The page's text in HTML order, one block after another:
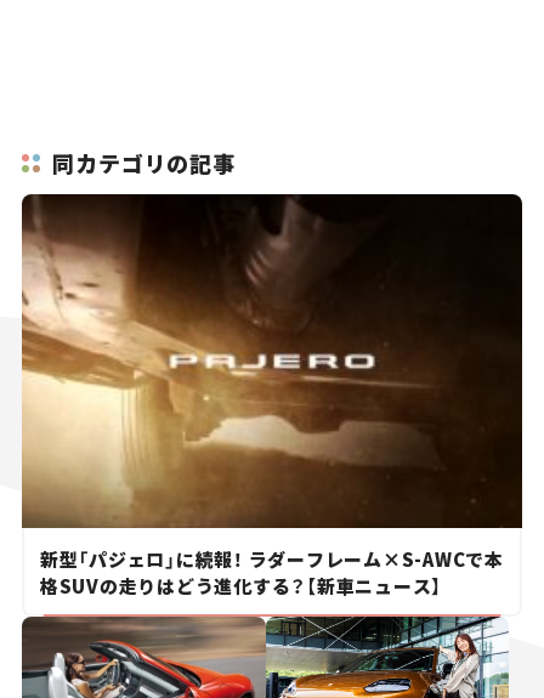
同カテゴリの記事
新型「パジェロ」に続報！ ラダーフレーム×S-AWCで本
格SUVの走りはどう進化する？【新車ニュース】